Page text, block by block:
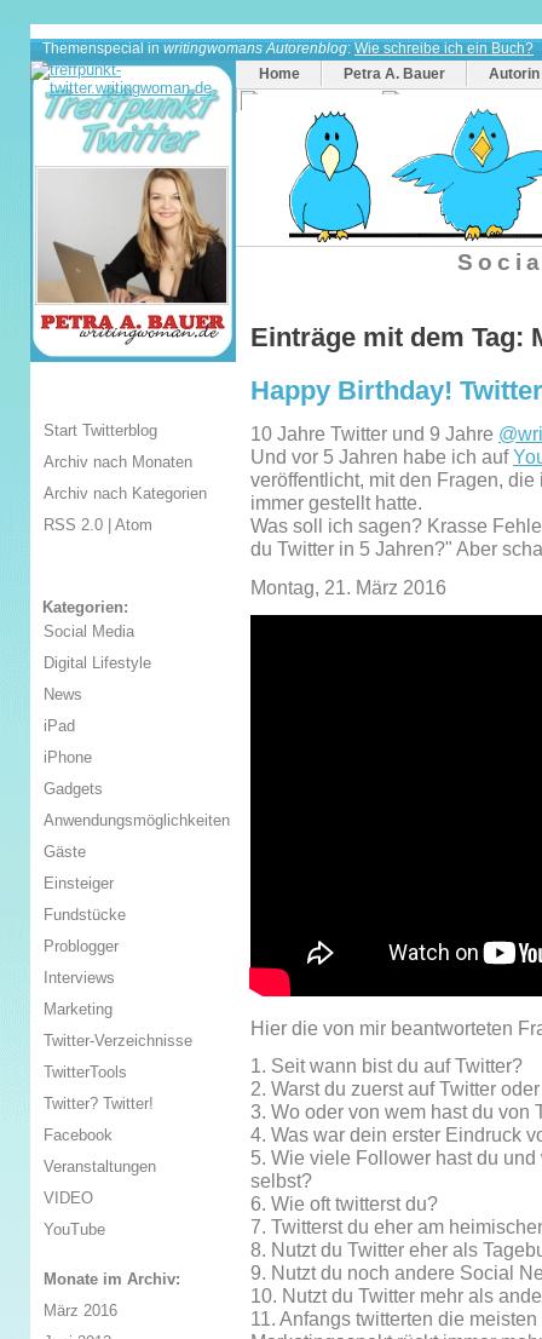
Themenspecial in writingwomans Autorenblog: Wie schreibe ich ein Buch?
Home
Petra A. Bauer Autorin
Einträge mit dem Tag:
Happy Birthday!
10 Jahre Twitter und 9 Jahre
Und vor 5 Jahren habe ich auf
veröffentlicht, mit den Fragen,
immer gestellt hatte.
Was soll ich sagen? Krasse
du Twitter in 5 Jahren?" Aber
Montag, 21. März 2016
Hier die von mir beantworteten
1. Seit wann bist du auf Twitter?
2. Warst du zuerst auf Twitter
3. Wo oder von wem hast du von
4. Was war dein erster Eindruck
5. Wie viele Follower hast du
selbst?
6. Wie oft twitterst du?
7. Twitterst du eher am
8. Nutzt du Twitter eher als
9. Nutzt du noch andere Social
10. Nutzt du Twitter mehr als
11. Anfangs twitterten die
Start Twitterblog
Archiv nach Monaten
Archiv nach Kategorien
RSS 2.0 | Atom
Kategorien:
Social Media
Digital Lifestyle
News
iPad
iPhone
Gadgets
Anwendungsmöglichkeiten
Gäste
Einsteiger
Fundstücke
Problogger
Interviews
Marketing
Twitter-Verzeichnisse
TwitterTools
Twitter? Twitter!
Facebook
Veranstaltungen
VIDEO
YouTube
Monate im Archiv:
März 2016